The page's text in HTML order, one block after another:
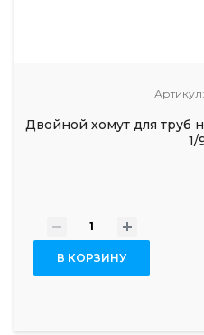
Артикул:
Двойной хомут для труб
1/
- +
В КОРЗИНУ